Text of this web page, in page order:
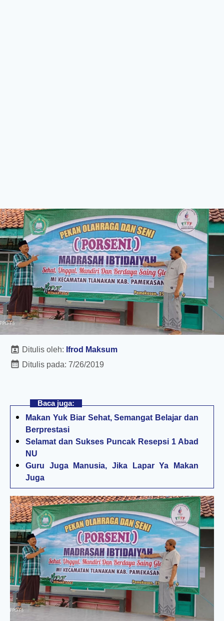
Ditulis oleh: Ifrod Maksum
Ditulis pada: 7/26/2019
Baca juga:
Makan Yuk Biar Sehat, Semangat Belajar dan
Berprestasi
Selamat dan Sukses Puncak Resepsi 1 Abad
NU
Guru Juga Manusia, Jika Lapar Ya Makan
Juga